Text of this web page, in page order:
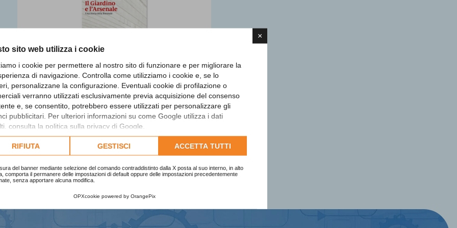
×
sito web utilizza i cookie
i cookie per permettere al nostro sito di funzionare e per migliorare la
di navigazione. Controlla come utilizziamo i cookie e, se lo
personalizzane la configurazione. Eventuali cookie di profilazione o
verranno utilizzati esclusivamente previa acquisizione del consenso
e, se consentito, potrebbero essere utilizzati per personalizzare gli
pubblicitari. Per ulteriori informazioni su come Google utilizza i dati
consulta la politica sulla privacy di Google
l'informativa cookie completa.
RIFIUTA GESTISCI ACCETTA TUTTI
del banner mediante selezione del comando contraddistinto dalla X posta al suo interno, in alto
comporta il permanere delle impostazioni di default oppure delle impostazioni precedentemente
senza apportare alcuna modifica.
OPXcookie powered by OrangePix
Il Giardino e l'Arsenale. Una
storia della Biennale
Finalista